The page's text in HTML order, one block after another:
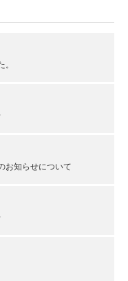
お知らせについて